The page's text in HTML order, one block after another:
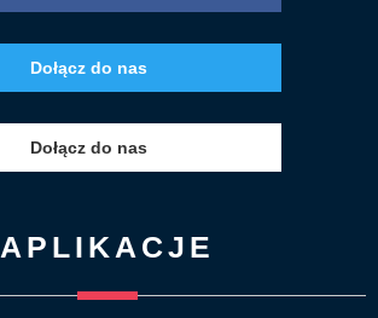
Dołącz do nas
Dołącz do nas
APLIKACJE